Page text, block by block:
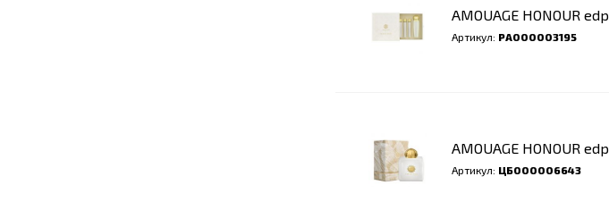
AMOUAGE HONOUR edp
Артикул: РА000003195
AMOUAGE HONOUR edp
Артикул: ЦБ000006643